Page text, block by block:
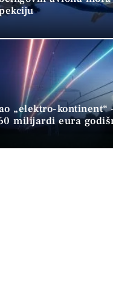
„elektro-kontinent“
milijardi eura